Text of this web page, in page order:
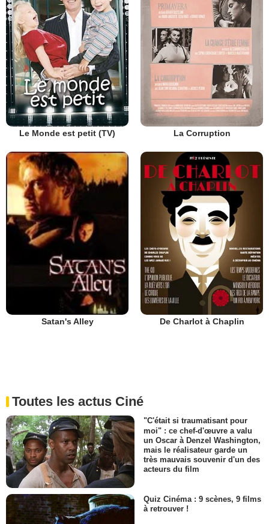
Le Monde est petit (TV) La Corruption
Satan's Alley De Charlot à Chaplin
Toutes les actus Ciné
"C'était si traumatisant pour
moi" : ce chef-d'œuvre a valu
un Oscar à Denzel Washington,
mais le réalisateur garde un
très mauvais souvenir d'un des
acteurs du film
Quiz Cinéma : 9 scènes, 9 films
à retrouver !